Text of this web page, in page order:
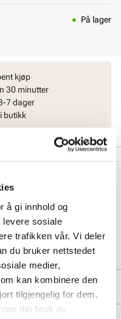
å gi innhold og
levere sosiale
trafikken vår. Vi deler
du bruker nettstedet
medier,
kan kombinere den
tilgjengelig for dem,
din bruk av
På lager
kjøp
30 minutter
7 dager
butikk
skinn med mange rom for